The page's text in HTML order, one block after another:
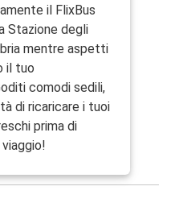
il FlixBus
Stazione degli
mentre aspetti
il tuo
comodi sedili,
di ricaricare i tuoi
prima di